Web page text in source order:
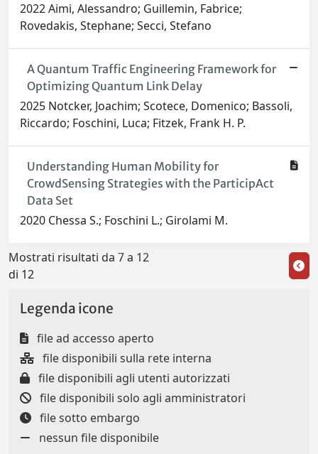
2022 Aimi, Alessandro; Guillemin, Fabrice;
Rovedakis, Stephane; Secci, Stefano
A Quantum Traffic Engineering Framework for
Optimizing Quantum Link Delay
2025 Notcker, Joachim; Scotece, Domenico; Bassoli,
Riccardo; Foschini, Luca; Fitzek, Frank H. P.
Understanding Human Mobility for
CrowdSensing Strategies with the ParticipAct
Data Set
2020 Chessa S.; Foschini L.; Girolami M.
Mostrati risultati da 7 a 12
di 12
Legenda icone
file ad accesso aperto
file disponibili sulla rete interna
file disponibili agli utenti autorizzati
file disponibili solo agli amministratori
file sotto embargo
nessun file disponibile